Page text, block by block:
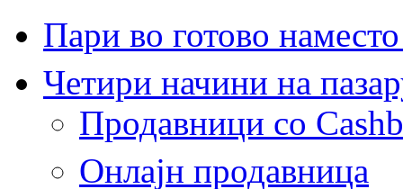
Пари во готово
Четири начини на
Продавници со
Онлајн продавница